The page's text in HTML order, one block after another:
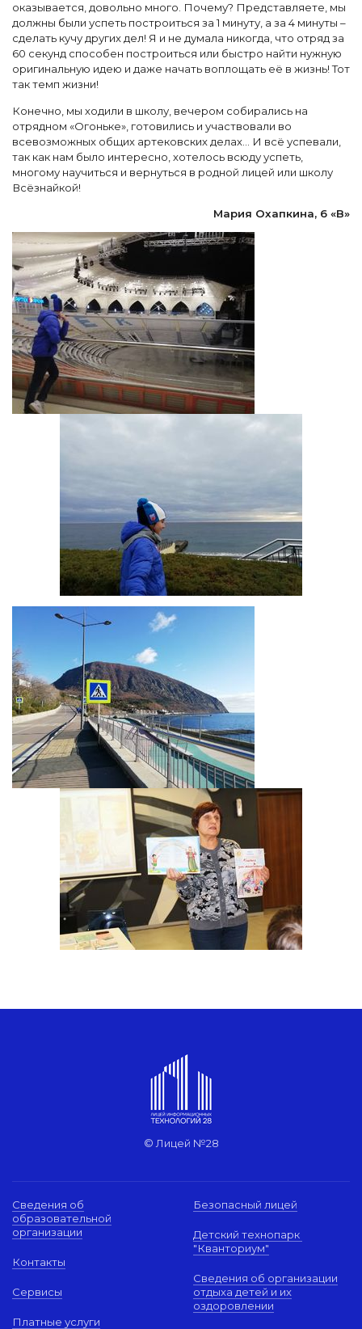
оказывается, довольно много. Почему? Представляете, мы
должны были успеть построиться за 1 минуту, а за 4 минуты –
сделать кучу других дел! Я и не думала никогда, что отряд за
60 секунд способен построиться или быстро найти нужную
оригинальную идею и даже начать воплощать её в жизнь! Тот
так темп жизни!
Конечно, мы ходили в школу, вечером собирались на
отрядном «Огоньке», готовились и участвовали во
всевозможных общих артековских делах... И всё успевали,
так как нам было интересно, хотелось всюду успеть,
многому научиться и вернуться в родной лицей или школу
Всёзнайкой!
Мария Охапкина, 6 «В»
© Лицей №28
Сведения об
образовательной
организации
Контакты
Сервисы
Платные услуги
Безопасный лицей
Детский технопарк
"Кванториум"
Сведения об организации
отдыха детей и их
оздоровлении